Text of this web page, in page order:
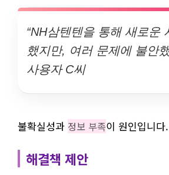
“NH삼텐텐을 통해 새로운
했지만, 여러 문제에 불안
사용자 C씨
불확실성과 정보 부족이 원인입니다.
해결책 제안